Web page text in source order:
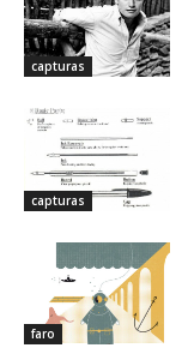
capturas
capturas
faro